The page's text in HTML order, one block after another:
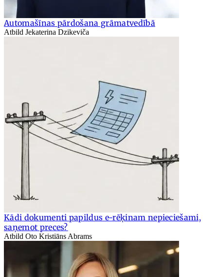
Automašīnas pārdošana grāmatvedībā
Atbild Jekaterina Dzikeviča
Kādi dokumenti papildus e-rēķinam nepieciešami,
saņemot preces?
Atbild Oto Kristiāns Abrams